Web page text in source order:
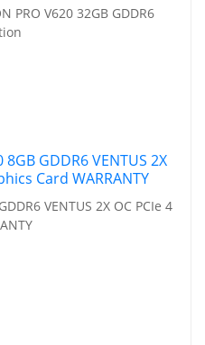
PRO V620 32GB GDDR6
VENTUS 2X OC PCIe 4